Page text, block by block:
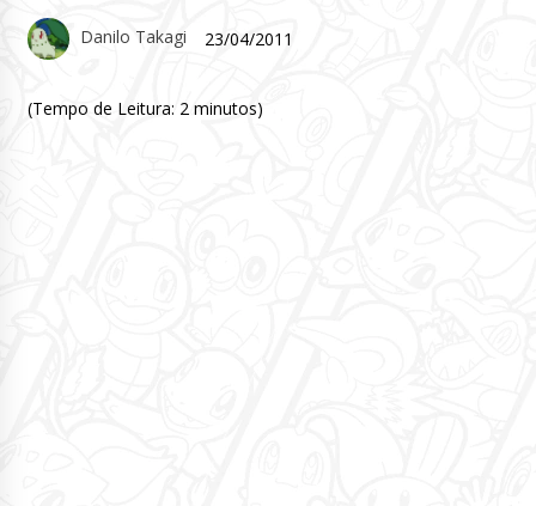
Danilo Takagi 23/04/2011
(Tempo de Leitura: 2 minutos)